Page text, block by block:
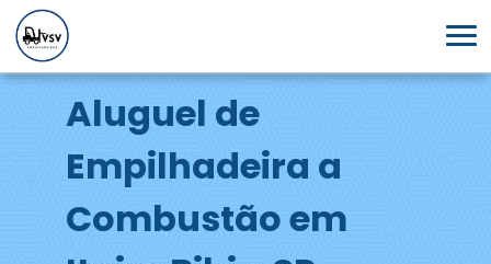
Aluguel de
Empilhadeira a
Combustão em